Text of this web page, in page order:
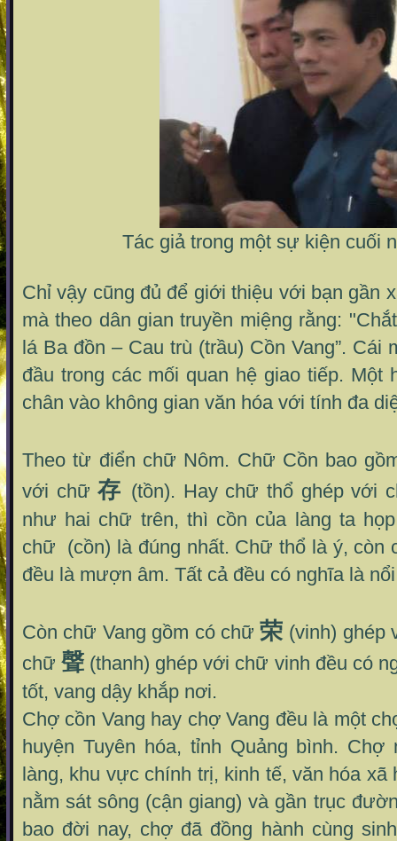
Tác giả trong một sự kiện cuối
Chỉ vậy cũng đủ để giới thiệu với bạn gần
mà theo dân gian truyền miệng rằng:
lá Ba đồn – Cau trù (trầu) Cồn Vang”. Cái
đầu trong các mối quan hệ giao tiếp.
chân vào không gian văn hóa với tính đa
Theo từ điển chữ Nôm. Chữ Cồn bao
với chữ存 (tồn). Hay chữ thổ ghép với
như hai chữ trên, thì cồn của làng ta
chữ (cồn) là đúng nhất. Chữ thổ là ý, còn
đều là mượn âm. Tất cả đều có nghĩa là
Còn chữ Vang gồm có chữ荣 (vinh)
chữ聲 (thanh) ghép với chữ vinh đều có
tốt, vang dậy khắp nơi.
Chợ cồn Vang hay chợ Vang đều là một
huyện Tuyên hóa, tỉnh Quảng bình. Chợ
làng, khu vực chính trị, kinh tế, văn hóa xã
nằm sát sông (cận giang) và gần trục
bao đời nay, chợ đã đồng hành cùng